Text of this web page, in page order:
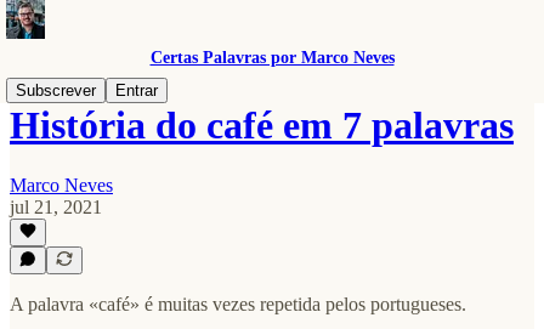
Certas Palavras por Marco Neves
Subscrever
Entrar
História do café em 7 palavras
Marco Neves
jul 21, 2021
A palavra «café» é muitas vezes repetida pelos portugueses.